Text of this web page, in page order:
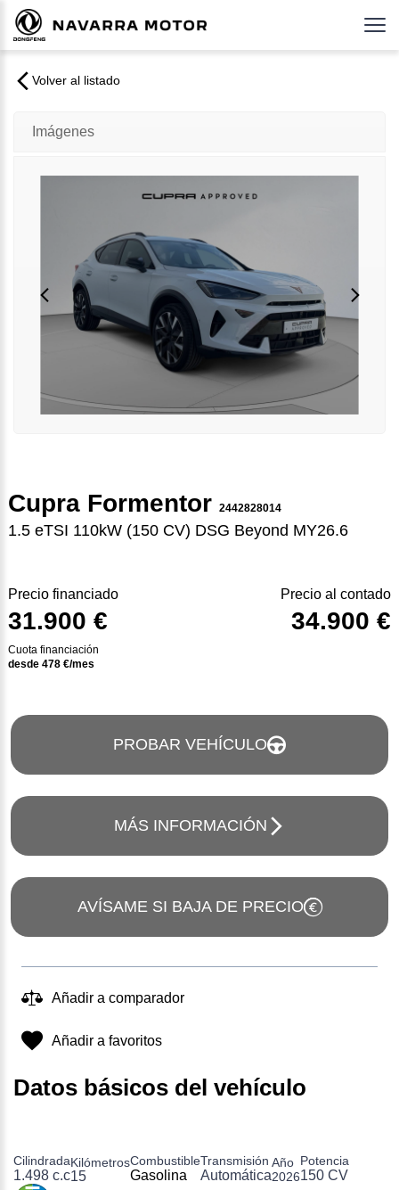
Volver al listado
Imágenes
Cupra Formentor 2442828014
1.5 eTSI 110kW (150 CV) DSG Beyond MY26.6
Precio financiado
31.900 €
Cuota financiación
desde 478 €/mes
Precio al contado
34.900 €
PROBAR VEHÍCULO
MÁS INFORMACIÓN
AVÍSAME SI BAJA DE PRECIO
Añadir a comparador
Añadir a favoritos
Datos básicos del vehículo
Cilindrada
1.498 c.c
Kilómetros
15
Combustible
Gasolina
Transmisión
Automática
Año
2026
Potencia
150 CV